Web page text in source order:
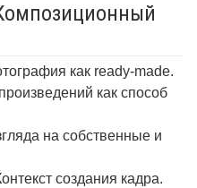
как ready-made.
как способ
на собственные и
создания кадра.